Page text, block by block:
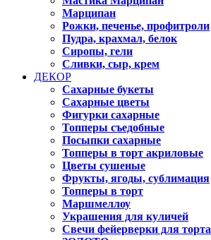
Марципан
Рожки, печенье, профитроли
Пудра, крахмал, белок
Сиропы, гели
Сливки, сыр, крем
ДЕКОР
Сахарные букеты
Сахарные цветы
Фигурки сахарные
Топперы съедобные
Посыпки сахарные
Топперы в торт акриловые
Цветы сушеные
Фрукты, ягоды, сублимация
Топперы в торт
Маршмеллоу
Украшения для куличей
Свечи фейерверки для торта